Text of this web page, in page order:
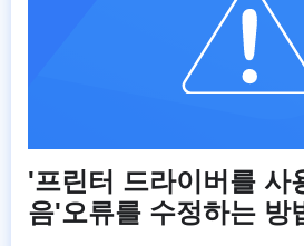
'프린터 드라이버를 사
음'오류를 수정하는 방